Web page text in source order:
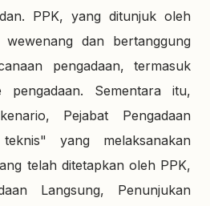
PPK, yang ditunjuk oleh
wewenang dan bertanggung
pengadaan, termasuk
pengadaan. Sementara itu,
Pejabat Pengadaan
yang melaksanakan
telah ditetapkan oleh PPK,
Langsung, Penunjukan